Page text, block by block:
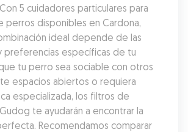
5 cuidadores particulares para
perros disponibles en Cardona,
ideal depende de las
preferencias específicas de tu
tu perro sea sociable con otros
espacios abiertos o requiera
especializada, los filtros de
te ayudarán a encontrar la
Recomendamos comparar